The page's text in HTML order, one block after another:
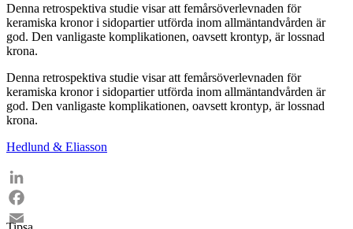
Denna retrospektiva studie visar att femårsöverlevnaden för
keramiska kronor i sidopartier utförda inom allmäntandvården är
god. Den vanligaste komplikationen, oavsett krontyp, är lossnad
krona.
Denna retrospektiva studie visar att femårsöverlevnaden för
keramiska kronor i sidopartier utförda inom allmäntandvården är
god. Den vanligaste komplikationen, oavsett krontyp, är lossnad
krona.
Hedlund & Eliasson
LinkedIn
Facebook